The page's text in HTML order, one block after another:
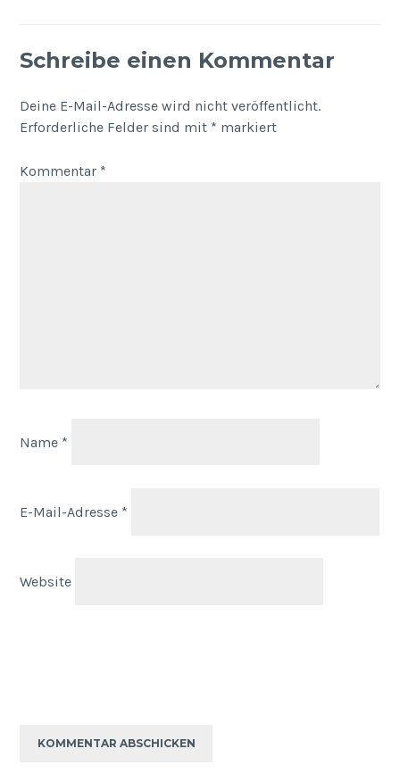
Schreibe einen Kommentar
Deine E-Mail-Adresse wird nicht veröffentlicht.
Erforderliche Felder sind mit * markiert
Kommentar *
Name *
E-Mail-Adresse *
Website